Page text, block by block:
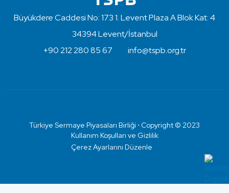
Büyükdere Caddesi No: 173 1. Levent Plaza A Blok Kat: 4
34394 Levent/İstanbul
+90 212 280 85 67
info@tspb.org.tr
Türkiye Sermaye Piyasaları Birliği ⋅ Copyright © 2023
Kullanım Koşulları ve Gizlilik
Çerez Ayarlarını Düzenle